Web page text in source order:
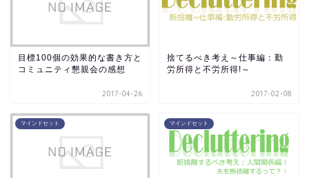
目標100個の効果的な書き方と
コミュニティ懇親会の感想
2017-04-26
捨てるべき考え～仕事編：勤
労所得と不労所得!～
2017-02-08
マインドセット マインドセット